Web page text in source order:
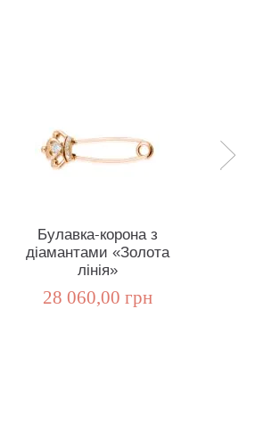
Булавка-корона з
діамантами «Золота
лінія»
28 060,00 грн